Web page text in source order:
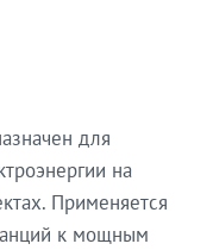
для
на
Применяется
к мощным